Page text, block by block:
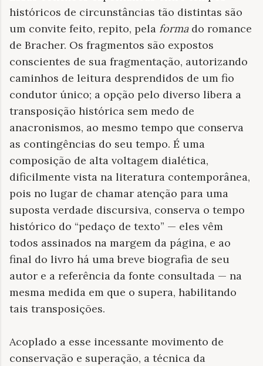
históricos de circunstâncias tão distintas são
um convite feito, repito, pela formado romance
de Bracher. Os fragmentos são expostos
conscientes de sua fragmentação, autorizando
caminhos de leitura desprendidos de um fio
condutor único; a opção pelo diverso libera a
transposição histórica sem medo de
anacronismos, ao mesmo tempo que conserva
as contingências do seu tempo. É uma
composição de alta voltagem dialética,
dificilmente vista na literatura contemporânea,
pois no lugar de chamar atenção para uma
suposta verdade discursiva, conserva o tempo
histórico do “pedaço de texto” — eles vêm
todos assinados na margem da página, e ao
final do livro há uma breve biografia de seu
autor e a referência da fonte consultada — na
mesma medida em que o supera, habilitando
tais transposições.
Acoplado a esse incessante movimento de
conservação e superação, a técnica da